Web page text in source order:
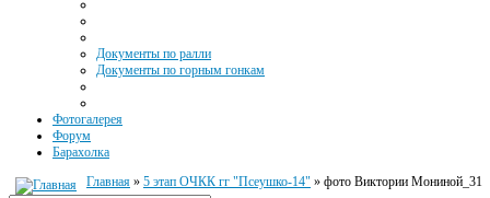
Документы по ралли
Документы по горным гонкам
Фотогалерея
Форум
Барахолка
Главная » 5 этап ОЧКК гг "Псеушко-14" » фото Виктории Мониной_31